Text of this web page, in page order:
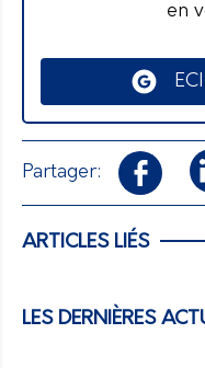
en
Partager:
ARTICLES LIÉS
LES DERNIÈRES